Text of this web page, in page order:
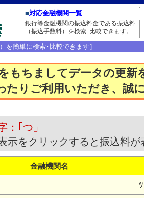
■対応金融機関一覧
銀行等金融機関の振込料金である振込料
（振込手数料）を検索･比較できます。
を簡単に検索･比較できます］
もちましてデータの更
たりご利用いただき、誠
：｢つ」
示をクリックすると振込料が
金融機関名